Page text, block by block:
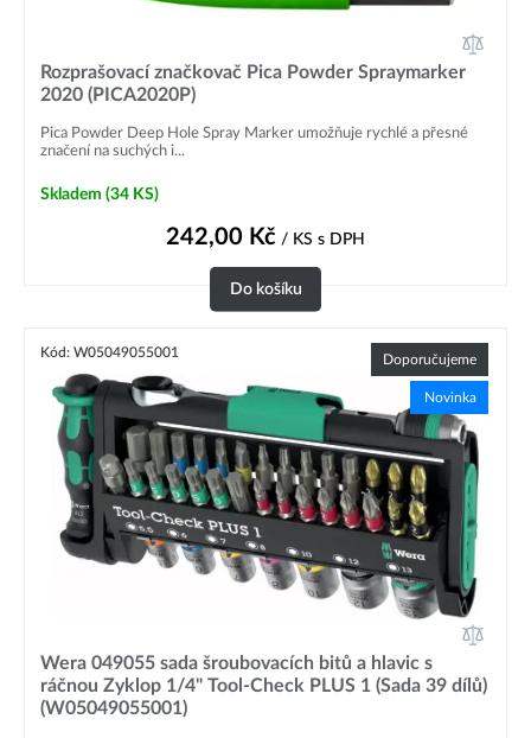
Rozprašovací značkovač Pica Powder Spraymarker
2020 (PICA2020P)
Pica Powder Deep Hole Spray Marker umožňuje rychlé a přesné
značení na suchých i...
Skladem (34 KS)
242,00 Kč / KS s DPH
Do košíku
Kód: W05049055001 Doporučujeme
Novinka
Wera 049055 sada šroubovacích bitů a hlavic s
ráčnou Zyklop 1/4" Tool-Check PLUS 1 (Sada 39 dílů)
(W05049055001)